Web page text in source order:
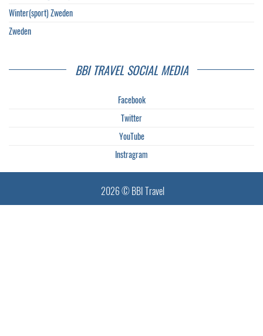
Winter(sport) Zweden
Zweden
BBI TRAVEL SOCIAL MEDIA
Facebook
Twitter
YouTube
Instragram
2026 © BBI Travel